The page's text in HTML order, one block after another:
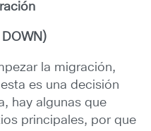
la migración,
es una decisión
hay algunas que
principales, por que